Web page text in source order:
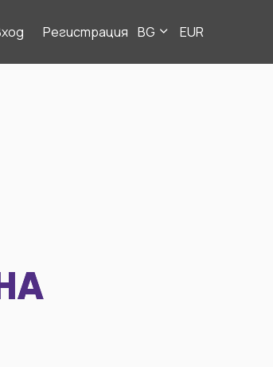
Регистрация BG EUR